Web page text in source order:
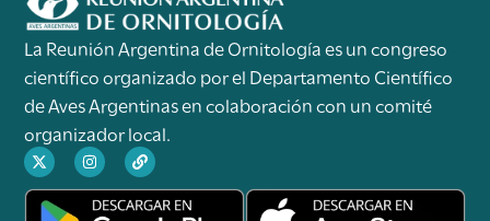
La Reunión Argentina de Ornitología es un congreso
científico organizado por el Departamento Científico
de Aves Argentinas en colaboración con un comité
organizador local.